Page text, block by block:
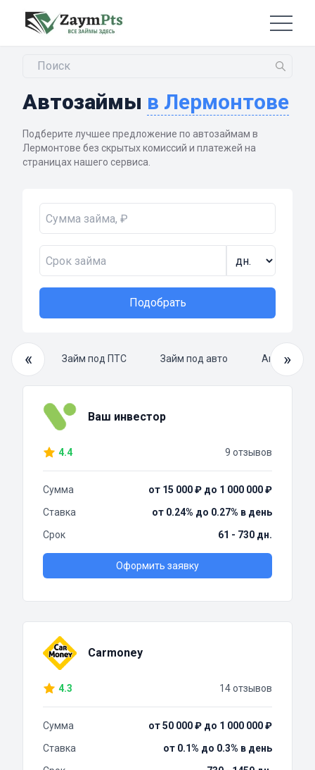
Автозаймы в Лермонтове
Подберите лучшее предложение по автозаймам в
Лермонтове без скрытых комиссий и платежей на
страницах нашего сервиса.
Подобрать
«
займ Займ под ПТС Займ под авто »
Ваш инвестор
4.4 9 отзывов
Сумма
от 15 000 ₽ до 1 000 000 ₽
Ставка
от 0.24% до 0.27% в день
Срок
61 - 730 дн.
Оформить заявку
Carmoney
4.3 14 отзывов
Сумма
от 50 000 ₽ до 1 000 000 ₽
Ставка
от 0.1% до 0.3% в день